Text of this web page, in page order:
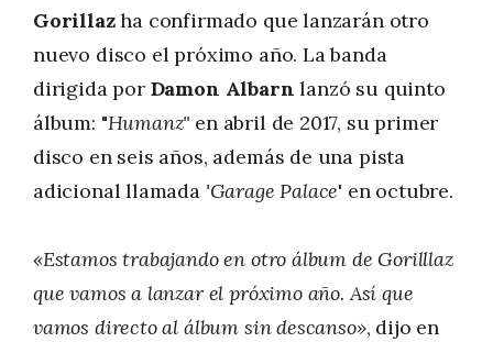
Gorillazha confirmado que lanzarán otro
nuevo disco el próximo año. La banda
dirigida por Damon Albarn lanzó su quinto
álbum: "Humanz" en abril de 2017, su primer
disco en seis años, además de una pista
adicional llamada 'Garage Palace' en octubre.
«Estamos trabajando en otro álbum de Gorilllaz
que vamos a lanzar el próximo año. Así que
vamos directo al álbum sin descanso», dijo en